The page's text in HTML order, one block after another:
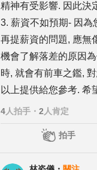
精神有受影響. 因此決
3. 薪資不如預期- 因為
再提薪資的問題, 應無
機會了解落差的原因
時, 就會有前車之鑑,
以上提供給您參考. 希
4人拍手 ・ 2 人肯定
拍手